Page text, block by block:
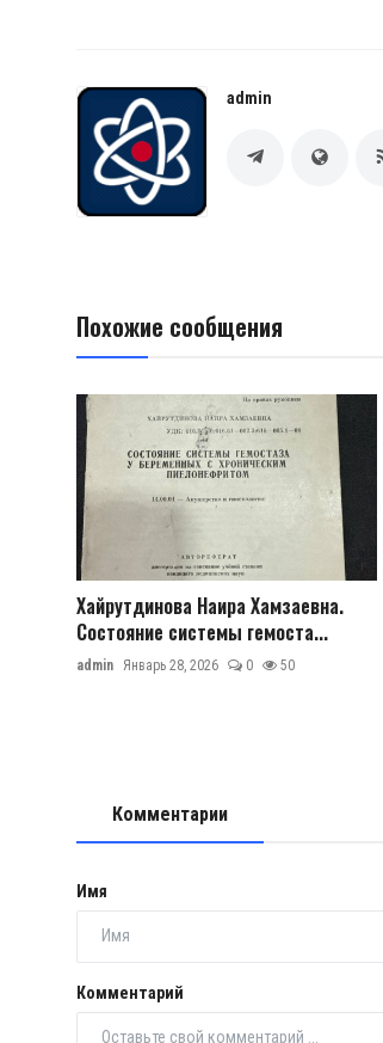
admin
Похожие сообщения
Хайрутдинова Наира Хамзаевна.
Состояние системы гемоста...
admin Январь 28, 2026 0 50
Комментарии
Имя
Комментарий